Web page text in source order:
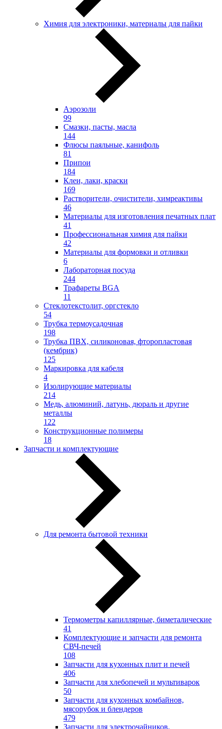
Химия для электроники, материалы для пайки
Аэрозоли
99
Смазки, пасты, масла
144
Флюсы паяльные, канифоль
81
Припои
184
Клеи, лаки, краски
169
Растворители, очистители, химреактивы
46
Материалы для изготовления печатных плат
41
Профессиональная химия для пайки
42
Материалы для формовки и отливки
6
Лабораторная посуда
244
Трафареты BGA
11
Стеклотекстолит, оргстекло
54
Трубка термоусадочная
198
Трубка ПВХ, силиконовая, фторопластовая
(кембрик)
125
Маркировка для кабеля
4
Изолирующие материалы
214
Медь, алюминий, латунь, дюраль и другие
металлы
122
Конструкционные полимеры
18
Запчасти и комплектующие
Для ремонта бытовой техники
Термометры капиллярные, биметалические
41
Комплектующие и запчасти для ремонта
СВЧ-печей
108
Запчасти для кухонных плит и печей
406
Запчасти для хлебопечей и мультиварок
50
Запчасти для кухонных комбайнов,
мясорубок и блендеров
479
Запчасти для электрочайников,